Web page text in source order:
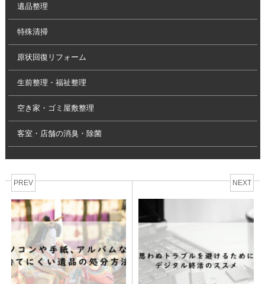
遺品整理
特殊清掃
原状回復リフォーム
生前整理・福祉整理
空き家・ゴミ屋敷整理
客室・店舗の消臭・除菌
PREV NEXT